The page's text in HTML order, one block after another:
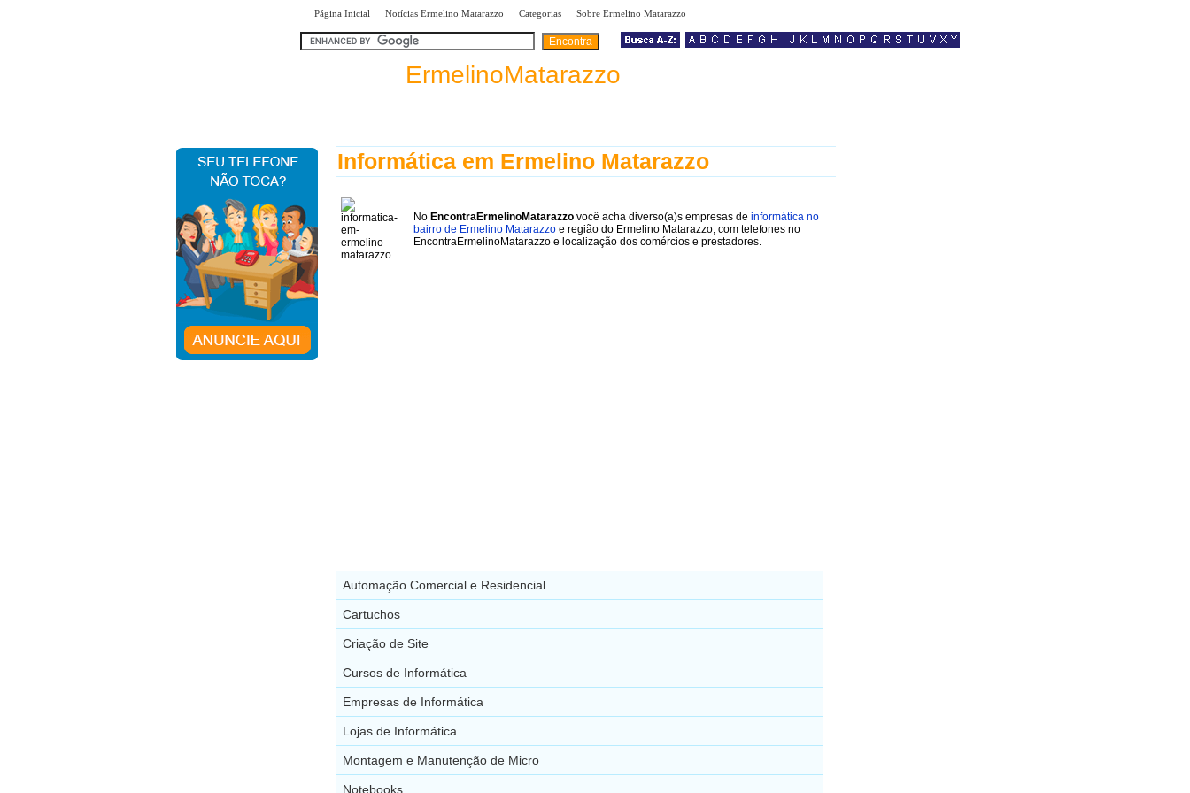
Página Inicial Notícias Ermelino Matarazzo Categorias Sobre Ermelino Matarazzo
ErmelinoMatarazzo
Informática em Ermelino Matarazzo
No EncontraErmelinoMatarazzo você acha diverso(a)s empresas de informática no
bairro de Ermelino Matarazzo e região do Ermelino Matarazzo, com telefones no
EncontraErmelinoMatarazzo e localização dos comércios e prestadores.
Automação Comercial e Residencial
Cartuchos
Criação de Site
Cursos de Informática
Empresas de Informática
Lojas de Informática
Montagem e Manutenção de Micro
Notebooks